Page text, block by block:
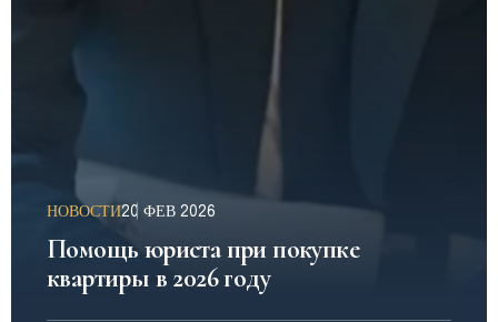
НОВОСТИ20 ФЕВ 2026
Помощь юриста при покупке
квартиры в 2026 году